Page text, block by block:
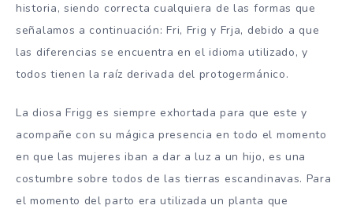
historia, siendo correcta cualquiera de las formas que
señalamos a continuación: Fri, Frig y Frja, debido a que
las diferencias se encuentra en el idioma utilizado, y
todos tienen la raíz derivada del protogermánico.
La diosa Frigg es siempre exhortada para que este y
acompañe con su mágica presencia en todo el momento
en que las mujeres iban a dar a luz a un hijo, es una
costumbre sobre todos de las tierras escandinavas. Para
el momento del parto era utilizada un planta que